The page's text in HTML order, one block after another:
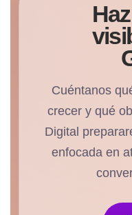
Cuéntanos
crecer y qué
Digital
enfocada en